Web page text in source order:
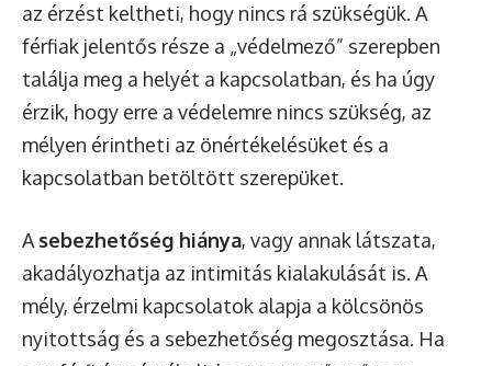
az érzést keltheti, hogy nincs rá szükségük. A
férfiak jelentős része a „védelmező” szerepben
találja meg a helyét a kapcsolatban, és ha úgy
érzik, hogy erre a védelemre nincs szükség, az
mélyen érintheti az önértékelésüket és a
kapcsolatban betöltött szerepüket.
A sebezhetőség hiánya, vagy annak látszata,
akadályozhatja az intimitás kialakulását is. A
mély, érzelmi kapcsolatok alapja a kölcsönös
nyitottság és a sebezhetőség megosztása. Ha